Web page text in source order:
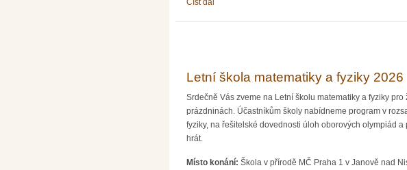
Číst dál
Letní škola matematiky a fyziky 2026
Srdečně Vás zveme na Letní školu matematiky a fyziky
prázdninách. Účastníkům školy nabídneme program v
fyziky, na řešitelské dovednosti úloh oborových olympiád
hrát.
Místo konání: Škola v přírodě MČ Praha 1 v Janově nad